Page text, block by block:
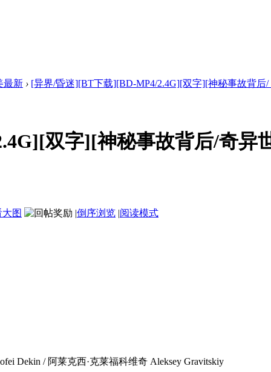
最新 › [异界/昏迷][BT下载][BD-MP4/2.4G][双字][神秘事故背后/
双字][神秘事故背后/奇异
图 |倒序浏览 |阅读模式
/ 阿莱克西·克莱福科维奇 Aleksey Gravitskiy